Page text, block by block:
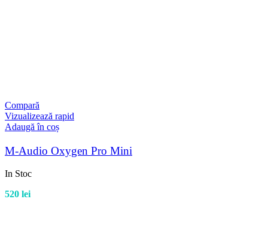
Compară
Vizualizează rapid
Adaugă în coș
M-Audio Oxygen Pro Mini
In Stoc
520 lei